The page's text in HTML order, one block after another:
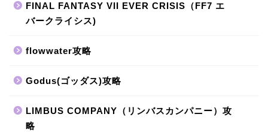
FINAL FANTASY VII EVER CRISIS（FF7 エ
バークライシス)
flowwater攻略
Godus(ゴッダス)攻略
LIMBUS COMPANY（リンバスカンパニー）攻
略